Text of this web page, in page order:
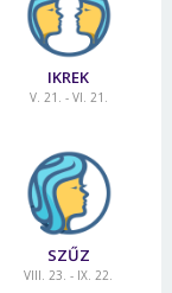
IKREK
V. 21. - VI. 21.
SZŰZ
VIII. 23. - IX. 22.